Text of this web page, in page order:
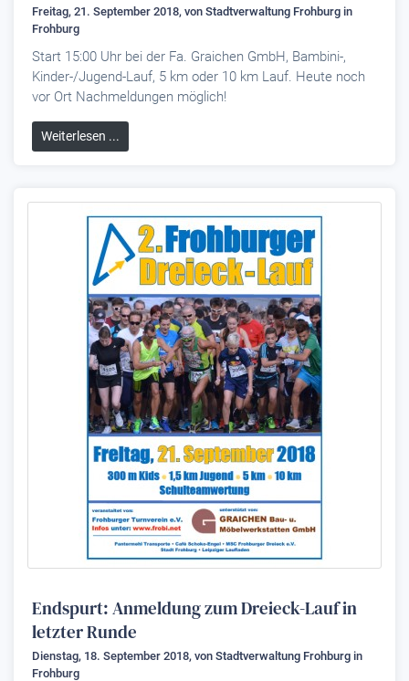
Freitag, 21. September 2018, von Stadtverwaltung Frohburg in
Frohburg
Start 15:00 Uhr bei der Fa. Graichen GmbH, Bambini-,
Kinder-/Jugend-Lauf, 5 km oder 10 km Lauf. Heute noch
vor Ort Nachmeldungen möglich!
Weiterlesen ...
Endspurt: Anmeldung zum Dreieck-Lauf in
letzter Runde
Dienstag, 18. September 2018, von Stadtverwaltung Frohburg in
Frohburg